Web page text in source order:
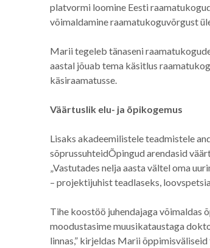
platvormi loomine Eesti
võimaldamine raamatukoguvõrgust
Marii tegeleb tänaseni
aastal jõuab tema käsitlus
käsiraamatusse.
Väärtuslik elu- ja õpikogemus
Lisaks akadeemilistele teadmistele
sõprussuhteidÕpingud arendasid
„Vastutades nelja aasta vältel oma
– projektijuhist teadlaseks,
Tihe koostöö juhendajaga võimaldas
moodustasime muusikataustaga
linnas,” kirjeldas Marii